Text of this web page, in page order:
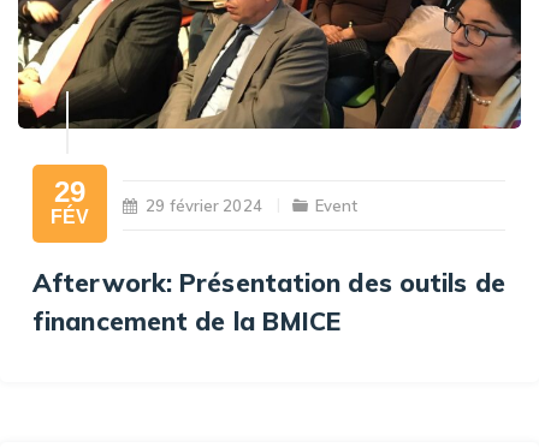
29
FÉV
29 février 2024 Event
Afterwork: Présentation des outils de
financement de la BMICE